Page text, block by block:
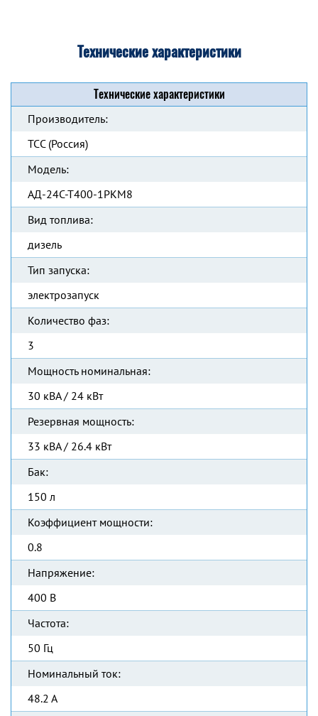
Технические характеристики
Технические характеристики
Производитель:
ТСС (Россия)
Модель:
АД-24С-Т400-1РКМ8
Вид топлива:
дизель
Тип запуска:
электрозапуск
Количество фаз:
3
Мощность номинальная:
30 кВА / 24 кВт
Резервная мощность:
33 кВА / 26.4 кВт
Бак:
150 л
Коэффициент мощности:
0.8
Напряжение:
400 В
Частота:
50 Гц
Номинальный ток:
48.2 А